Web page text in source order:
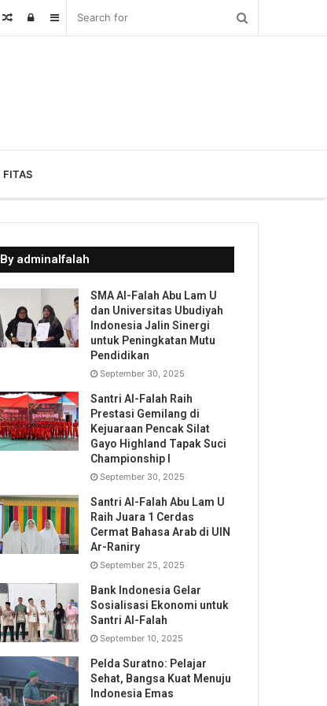
Sidebar
Log
Random
FITAS
By adminalfalah
SMA Al-Falah Abu Lam U
dan Universitas Ubudiyah
Indonesia Jalin Sinergi
untuk Peningkatan Mutu
Pendidikan
September 30, 2025
Santri Al-Falah Raih
Prestasi Gemilang di
Kejuaraan Pencak Silat
Gayo Highland Tapak Suci
Championship I
September 30, 2025
Santri Al-Falah Abu Lam U
Raih Juara 1 Cerdas
Cermat Bahasa Arab di UIN
Ar-Raniry
September 25, 2025
Bank Indonesia Gelar
Sosialisasi Ekonomi untuk
Santri Al-Falah
September 10, 2025
Pelda Suratno: Pelajar
Sehat, Bangsa Kuat Menuju
Indonesia Emas